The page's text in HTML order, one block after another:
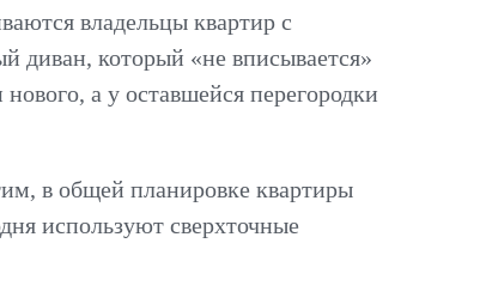
владельцы квартир с
который «не вписывается»
а у оставшейся перегородки
в общей планировке квартиры
используют сверхточные